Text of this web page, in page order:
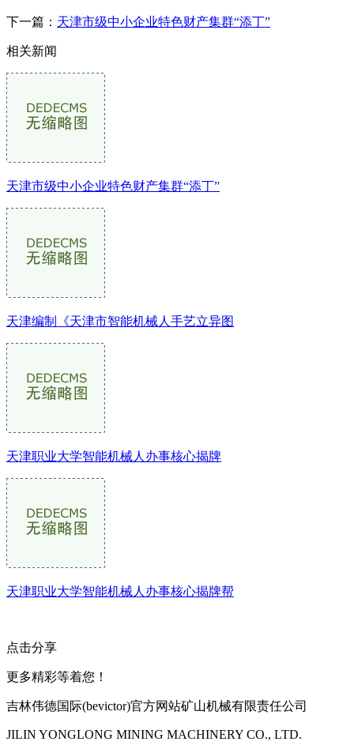
下一篇： 天津市级中小企业特色财产集群“添丁”
相关新闻
天津市级中小企业特色财产集群“添丁”
天津编制《天津市智能机械人手艺立异图
天津职业大学智能机械人办事核心揭牌
天津职业大学智能机械人办事核心揭牌帮
点击分享
更多精彩等着您！
吉林伟德国际(bevictor)官方网站矿山机械有限责任公司
JILIN YONGLONG MINING MACHINERY CO., LTD.